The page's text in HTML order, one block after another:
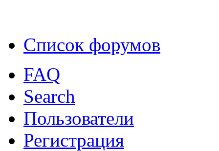
Список форумов
FAQ
Search
Пользователи
Регистрация